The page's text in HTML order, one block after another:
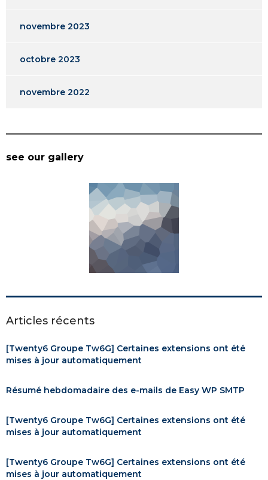
novembre 2023
octobre 2023
novembre 2022
see our gallery
Articles récents
[Twenty6 Groupe Tw6G] Certaines extensions ont été
mises à jour automatiquement
Résumé hebdomadaire des e-mails de Easy WP SMTP
[Twenty6 Groupe Tw6G] Certaines extensions ont été
mises à jour automatiquement
[Twenty6 Groupe Tw6G] Certaines extensions ont été
mises à jour automatiquement